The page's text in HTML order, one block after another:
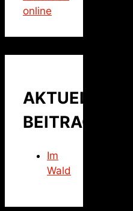
online
AKTUELLER
BEITRAG
Im
Wald